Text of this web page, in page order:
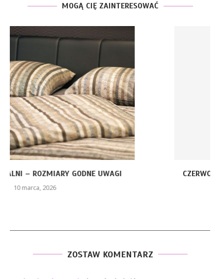
MOGĄ CIĘ ZAINTERESOWAĆ
CZERWONA SUKIENKA Z PIÓRAMI – JAKIE ELEMENTY
ZOSTAW KOMENTARZ